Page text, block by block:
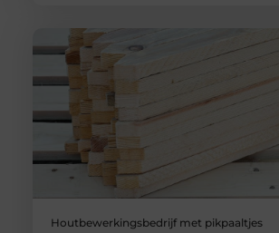
Houtbewerkingsbedrijf met pikpaaltjes